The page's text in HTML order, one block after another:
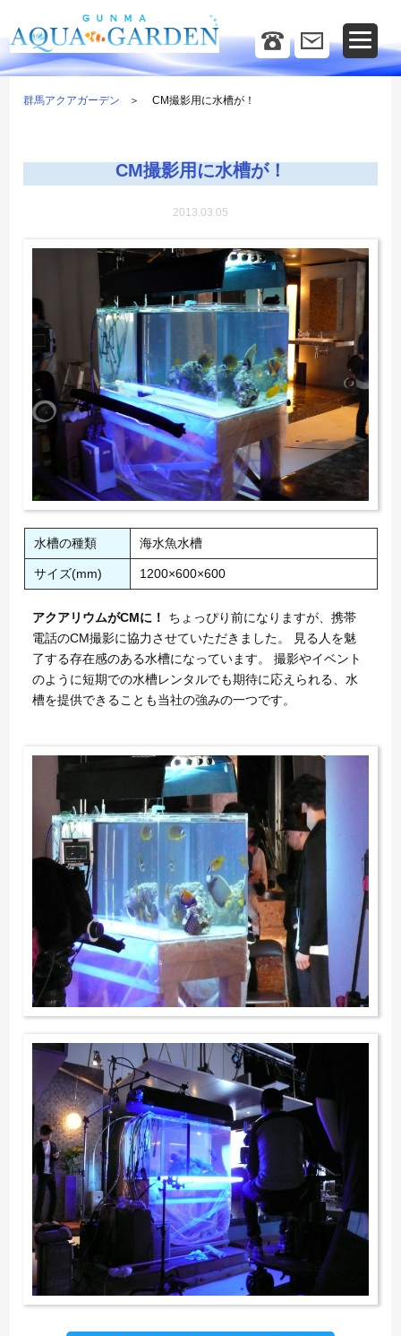
群馬アクアガーデン CM撮影用に水槽が！
CM撮影用に水槽が！
2013.03.05
水槽の種類 海水魚水槽
サイズ(mm) 1200×600×600
アクアリウムがCMに！
ちょっぴり前になりますが、携帯
電話のCM撮影に協力させていただきました。 見る人を魅
了する存在感のある水槽になっています。 撮影やイベント
のように短期での水槽レンタルでも期待に応えられる、水
槽を提供できることも当社の強みの一つです。